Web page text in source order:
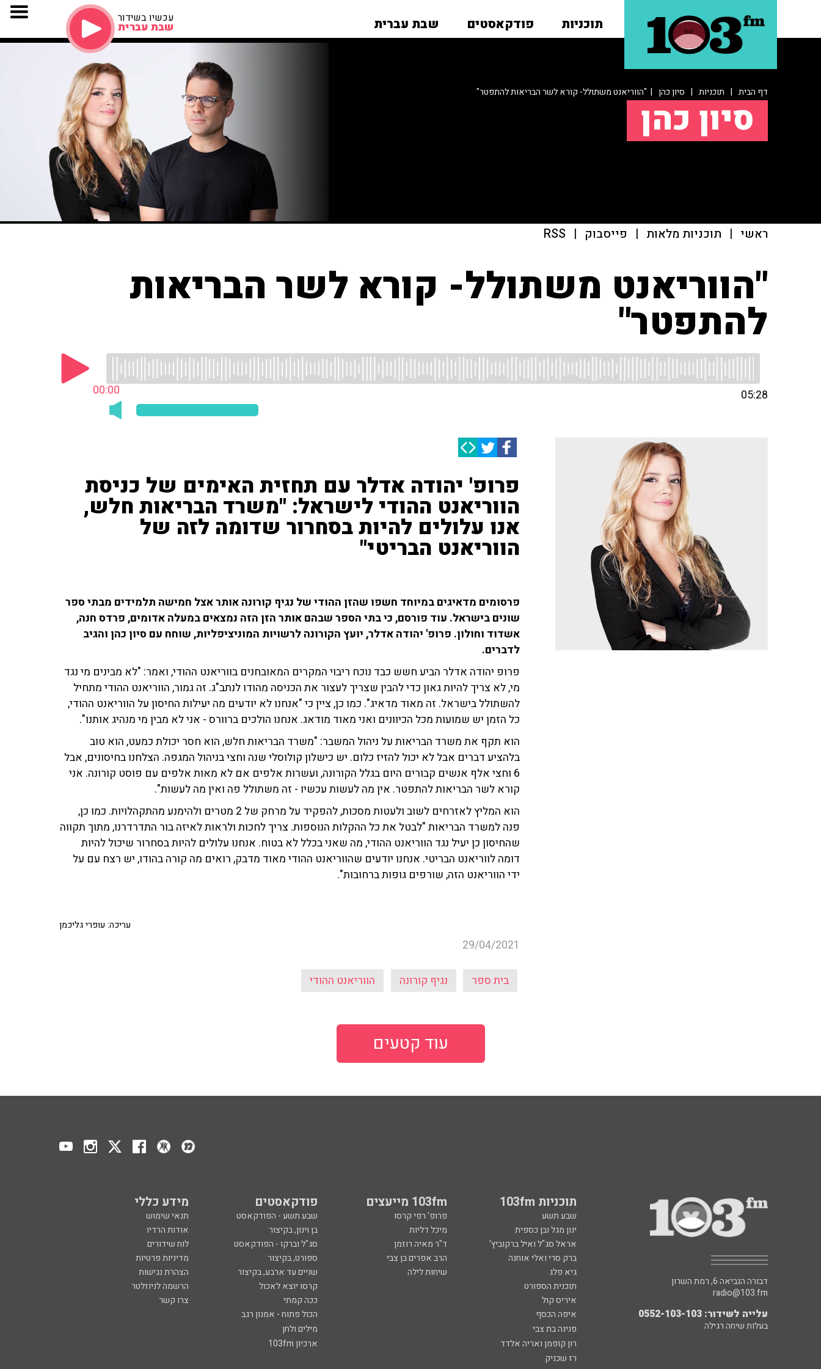
תוכניות פודקאסטים שבת עברית עכשיו בשידור
שבת עברית
דף הבית | תוכניות | סיון כהן | "הווריאנט משתולל- קורא לשר הבריאות להתפטר"
סיון כהן
ראשי | תוכניות מלאות | פייסבוק |
RSS
"הווריאנט משתולל- קורא לשר הבריאות
להתפטר"
00:00 05:28
פרופ' יהודה אדלר עם תחזית האימים של כניסת
הווריאנט ההודי לישראל: "משרד הבריאות חלש,
אנו עלולים להיות בסחרור שדומה לזה של
הווריאנט הבריטי"
פרסומים מדאיגים במיוחד חשפו שהזן ההודי של נגיף קורונה אותר אצל חמישה תלמידים מבתי ספר
שונים בישראל. עוד פורסם, כי בתי הספר שבהם אותר הזן הזה נמצאים במעלה אדומים, פרדס חנה,
אשדוד וחולון. פרופ' יהודה אדלר, יועץ הקורונה לרשויות המוניציפליות, שוחח עם סיון כהן והגיב
לדברים.
פרופ יהודה אדלר הביע חשש כבד נוכח ריבוי המקרים המאובחנים בווריאנט ההודי, ואמר: "לא מבינים מי נגד
מי, לא צריך להיות גאון כדי להבין שצריך לעצור את הכניסה מהודו לנתב"ג. זה גמור, הווריאנט ההודי מתחיל
להשתולל בישראל. זה מאוד מדאיג". כמו כן, ציין כי "אנחנו לא יודעים מה יעילות החיסון על הווריאנט ההודי,
כל הזמן יש שמועות מכל הכיוונים ואני מאוד מודאג. אנחנו הולכים ברוורס - אני לא מבין מי מנהיג אותנו".
הוא תקף את משרד הבריאות על ניהול המשבר: "משרד הבריאות חלש, הוא חסר יכולת כמעט, הוא טוב
בלהציע דברים אבל לא יכול להזיז כלום. יש כישלון קולוסלי שנה וחצי בניהול המגפה. הצלחנו בחיסונים, אבל
6 וחצי אלף אנשים קבורים היום בגלל הקורונה, ועשרות אלפים אם לא מאות אלפים עם פוסט קורונה. אני
קורא לשר הבריאות להתפטר. אין מה לעשות עכשיו - זה משתולל פה ואין מה לעשות".
הוא המליץ לאזרחים לשוב ולעטות מסכות, להפקיד על מרחק של 2 מטרים ולהימנע מהתקהלויות. כמו כן,
פנה למשרד הבריאות "לבטל את כל ההקלות הנוספות. צריך לחכות ולראות לאיזה בור התדרדרנו, מתוך תקווה
שהחיסון כן יעיל נגד הווריאנט ההודי, מה שאני בכלל לא בטוח. אנחנו עלולים להיות בסחרור שיכול להיות
דומה לווריאנט הבריטי. אנחנו יודעים שהווריאנט ההודי מאוד מדבק, רואים מה קורה בהודו, יש רצח עם על
ידי הווריאנט הזה, שורפים גופות ברחובות".
עריכה: עופרי גליכמן
29/04/2021
בית ספר נגיף קורונה הווריאנט ההודי
עוד קטעים
תוכניות 103fm 103fm מייעצים פודקאסטים מידע כללי
שבע תשע פרופ' רפי קרסו שבע תשע - הפודקאסט
תנאי שימוש
ינון מגל ובן כספית
מיכל דליות בן וינון, בקיצור
אודות הרדיו
אראל סג"ל ואיל ברקוביץ'
ד"ר מאיה רוזמן סג"ל וברקו - הפודקאסט
לוח שידורים
ברק סרי ואלי אוחנה
הרב אפרים בן צבי ספורט, בקיצור
מדיניות פרטיות
גיא פלג
שיחות לילה שניים עד ארבע, בקיצור
הצהרת נגישות
תוכנית הספורט
קרסו יוצא לאכול
הרשמה לניוזלטר
איריס קול
ככה קמתי
צרו קשר
איפה הכסף
הכול פתוח - אמנון רגב
פנינה בת צבי
מילים ולחן
רון קופמן ואריה אלדד
ארכיון 103fm
רז שכניק
דבורה הנביאה 6, רמת השרון
radio@103.fm
עלייה לשידור: 0552-103-103
בעלות שיחה רגילה